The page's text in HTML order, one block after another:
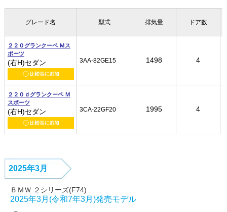
グレード名 型式 排気量 ドア数
２２０グランクーペ Ｍス
ポーツ
(右H)セダン 3AA-82GE15 1498 4
２２０ｄグランクーペ Ｍ
スポーツ
(右H)セダン 3CA-22GF20 1995 4
グレード名 型式 排気量 ドア数
２２０グランクーペ Ｍス
ポーツ
(右H)セダン 3AA-82GE15 1498 4
２２０ｄグランクーペ Ｍ
スポーツ
(右H)セダン 3CA-22GF20 1995 4
グレード名 型式 排気量 ドア数
２２０グランクーペ Ｍス
ポーツ
(右H)セダン 3AA-82GE15 1498 4
２２０ｄグランクーペ Ｍ
スポーツ
(右H)セダン 3CA-22GF20 1995 4
グレード名 型式 排気量 ドア数
２２０グランクーペ Ｍス
ポーツ
(右H)セダン 3AA-82GE15 1498 4
２２０ｄグランクーペ Ｍ
スポーツ
(右H)セダン 3CA-22GF20 1995 4
2025年3月
ＢＭＷ ２シリーズ(F74)
2025年3月(令和7年3月)発売モデル